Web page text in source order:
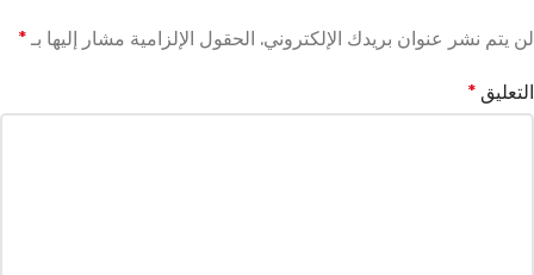
لن يتم نشر عنوان بريدك الإلكتروني. الحقول الإلزامية مشار إليها بـ *
التعليق *